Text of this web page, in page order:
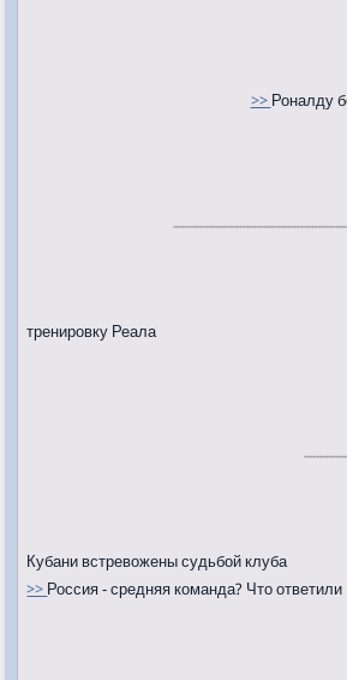
>>Роналду
тренировку Реала
Кубани встревожены судьбой клуба
>>Россия - средняя команда? Что